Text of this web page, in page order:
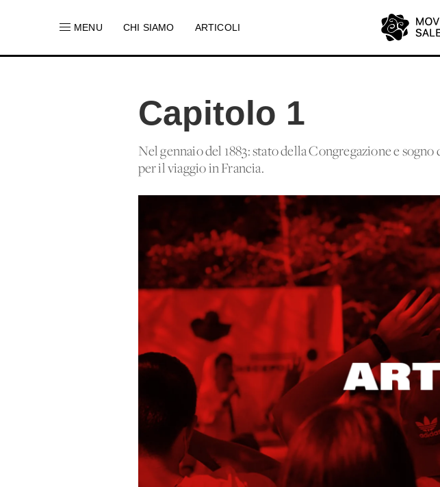
MENU CHI SIAMO ARTICOLI
Capitolo 1
Nel gennaio del 1883: stato della Congregazione e
per il viaggio in Francia.